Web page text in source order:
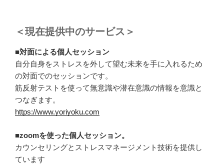
＜現在提供中のサービス＞
■対面による個人セッション
自分自身をストレスを外して望む未来を手に入れるため
の対面でのセッションです。
筋反射テストを使って無意識や潜在意識の情報を意識と
つなぎます。
https://www.yoriyoku.com
■zoomを使った個人セッション。
カウンセリングとストレスマネージメント技術を提供し
ています